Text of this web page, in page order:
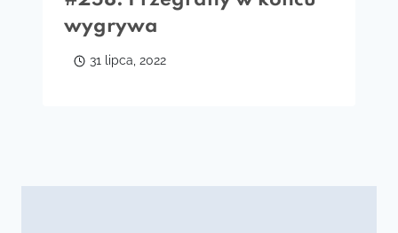
wygrywa
31 lipca, 2022